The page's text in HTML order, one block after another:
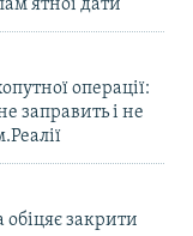
дати
операції:
заправить і не
обіцяє закрити